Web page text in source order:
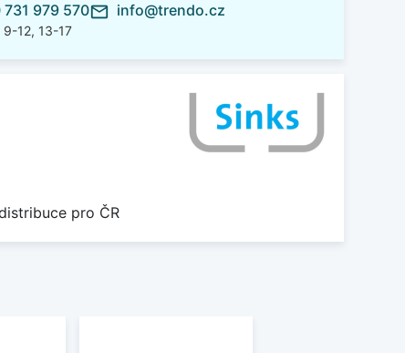
979 570
9-12, 13-17
mail_outline info@trendo.cz
pro ČR